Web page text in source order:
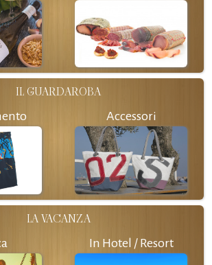
IL GUARDAROBA
Accessori
LA VACANZA
In Hotel / Resort